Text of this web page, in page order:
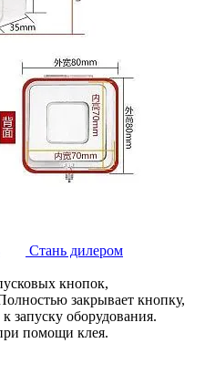
Стань дилером
кнопок,
закрывает кнопку,
запуску оборудования.
помощи клея.